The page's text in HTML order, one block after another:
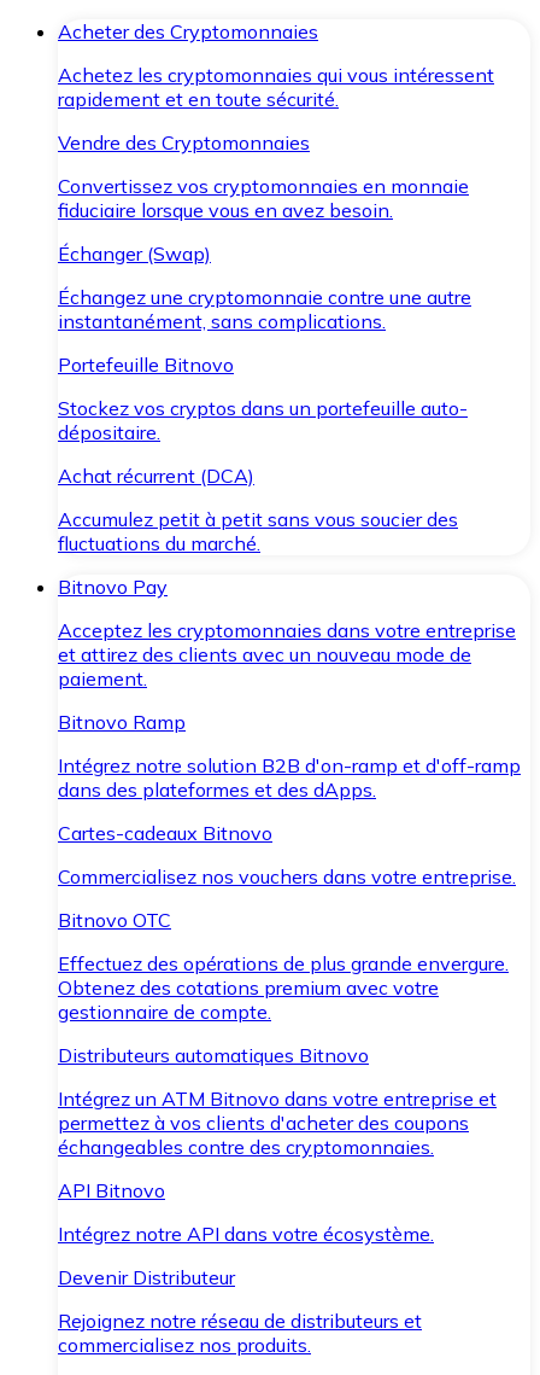
Acheter des Cryptomonnaies
Achetez les cryptomonnaies qui vous intéressent
rapidement et en toute sécurité.
Vendre des Cryptomonnaies
Convertissez vos cryptomonnaies en monnaie
fiduciaire lorsque vous en avez besoin.
Échanger (Swap)
Échangez une cryptomonnaie contre une autre
instantanément, sans complications.
Portefeuille Bitnovo
Stockez vos cryptos dans un portefeuille auto-
dépositaire.
Achat récurrent (DCA)
Accumulez petit à petit sans vous soucier des
fluctuations du marché.
Bitnovo Pay
Acceptez les cryptomonnaies dans votre entreprise
et attirez des clients avec un nouveau mode de
paiement.
Bitnovo Ramp
Intégrez notre solution B2B d'on-ramp et d'off-ramp
dans des plateformes et des dApps.
Cartes-cadeaux Bitnovo
Commercialisez nos vouchers dans votre entreprise.
Bitnovo OTC
Effectuez des opérations de plus grande envergure.
Obtenez des cotations premium avec votre
gestionnaire de compte.
Distributeurs automatiques Bitnovo
Intégrez un ATM Bitnovo dans votre entreprise et
permettez à vos clients d'acheter des coupons
échangeables contre des cryptomonnaies.
API Bitnovo
Intégrez notre API dans votre écosystème.
Devenir Distributeur
Rejoignez notre réseau de distributeurs et
commercialisez nos produits.